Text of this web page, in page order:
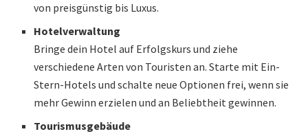
von preisgünstig bis Luxus.
Hotelverwaltung
Bringe dein Hotel auf Erfolgskurs und ziehe
verschiedene Arten von Touristen an. Starte mit Ein-
Stern-Hotels und schalte neue Optionen frei, wenn sie
mehr Gewinn erzielen und an Beliebtheit gewinnen.
Tourismusgebäude